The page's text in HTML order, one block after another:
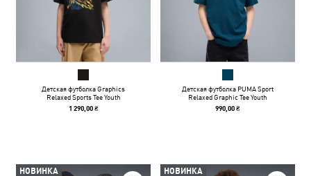
Детская футболка Graphics
Relaxed Sports Tee Youth
1 290,00 ₴
Детская футболка PUMA Sport
Relaxed Graphic Tee Youth
990,00 ₴
НОВИНКА НОВИНКА